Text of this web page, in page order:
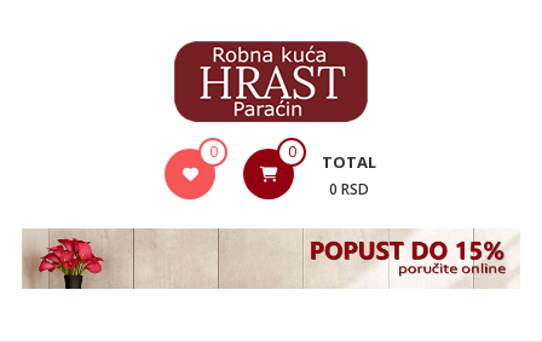
Nameštaj
0 0 TOTAL
0 RSD